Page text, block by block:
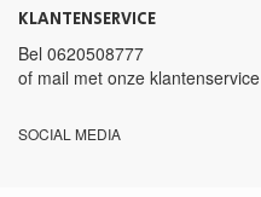
KLANTENSERVICE
Bel 0620508777
of mail met onze klantenservice
SOCIAL MEDIA